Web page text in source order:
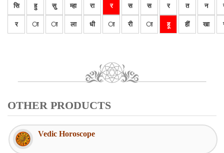
सि हु सु म्हा रा र स स र त न
र ा ा ला धी ा री ा हू हीं खा
OTHER PRODUCTS
Vedic Horoscope